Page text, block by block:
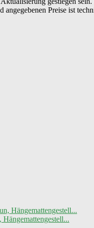
angegebenen Preise ist